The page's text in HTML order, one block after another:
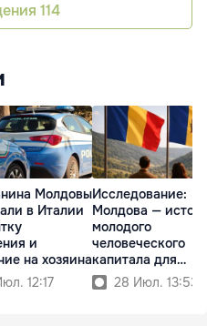
114
Молдовы
в Италии
и
на хозяина
12:17
Исследование:
Молдова —
молодого
человеческого
капитала для
Румынии
28 Июл. 13:53